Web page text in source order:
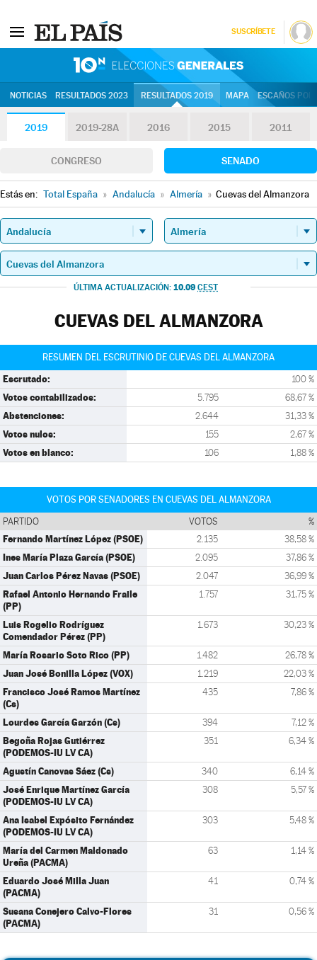
SUSCRÍBETE
NOTICIAS RESULTADOS 2023 RESULTADOS 2019 MAPA ESCAÑOS
2019 2019-28A 2016 2015 2011
CONGRESO SENADO
Estás en: Total España » Andalucía » Almería » Cuevas del Almanzora
ÚLTIMA ACTUALIZACIÓN: 10.09 CEST
CUEVAS DEL ALMANZORA
RESUMEN DEL ESCRUTINIO DE CUEVAS DEL ALMANZORA
Escrutado: 100 %
Votos contabilizados: 5.795 68,67 %
Abstenciones: 2.644 31,33 %
Votos nulos: 155 2,67 %
Votos en blanco: 106 1,88 %
VOTOS POR SENADORES EN CUEVAS DEL ALMANZORA
PARTIDO VOTOS %
Fernando Martínez López (PSOE) 2.135 38,58 %
Ines María Plaza García (PSOE) 2.095 37,86 %
Juan Carlos Pérez Navas (PSOE) 2.047 36,99 %
Rafael Antonio Hernando Fraile
(PP)
1.757 31,75 %
Luis Rogelio Rodríguez
Comendador Pérez (PP)
1.673 30,23 %
María Rosario Soto Rico (PP) 1.482 26,78 %
Juan José Bonilla López (VOX) 1.219 22,03 %
Francisco José Ramos Martínez
(Cs)
435 7,86 %
Lourdes García Garzón (Cs) 394 7,12 %
Begoña Rojas Gutiérrez
(PODEMOS-IU LV CA)
351 6,34 %
Agustín Canovas Sáez (Cs) 340 6,14 %
José Enrique Martínez García
(PODEMOS-IU LV CA)
308 5,57 %
Ana Isabel Expósito Fernández
(PODEMOS-IU LV CA)
303 5,48 %
María del Carmen Maldonado
Ureña (PACMA)
63 1,14 %
Eduardo José Milla Juan
(PACMA)
41 0,74 %
Susana Conejero Calvo-Flores
(PACMA)
31 0,56 %